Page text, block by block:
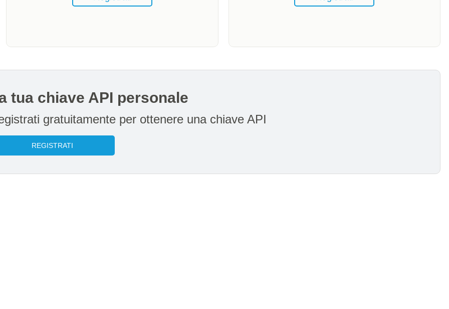
tua chiave API personale
gratuitamente per ottenere una chiave API
REGISTRATI